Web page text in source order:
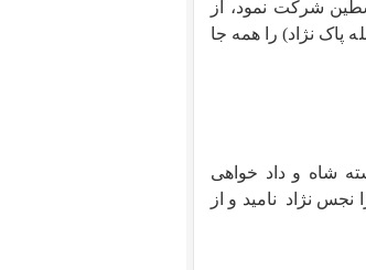
شرکت نمود، از
پاک نژاد) را همه جا
شاه و داد خواهی
نجس نژاد نامید و از